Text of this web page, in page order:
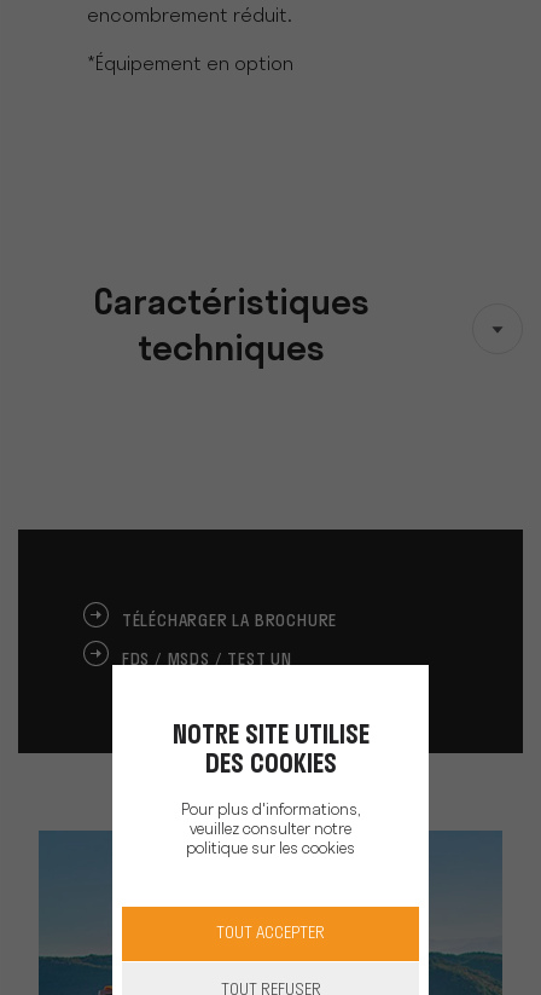
encombrement réduit.
*Équipement en option
Caractéristiques
techniques
TÉLÉCHARGER LA BROCHURE
FDS / MSDS / TEST UN
NOTRE SITE UTILISE
DES COOKIES
Pour plus d'informations,
veuillez consulter notre
politique sur les cookies
TOUT ACCEPTER
TOUT REFUSER